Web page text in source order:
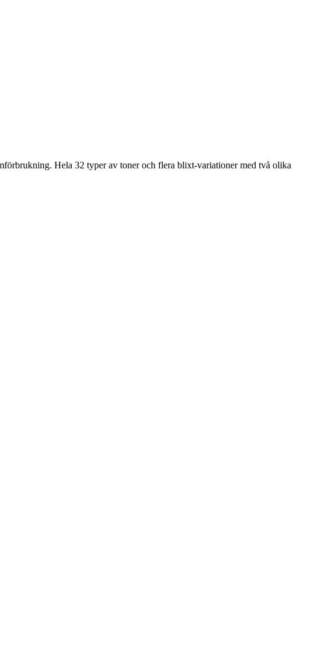
Hela 32 typer av toner och flera blixt-variationer med två olika